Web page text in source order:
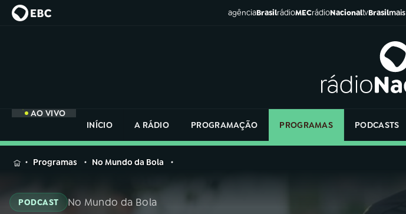
agênciaBrasilrádioMECrádioNacionaltvBrasilmais
AO VIVO
INÍCIO
A RÁDIO PROGRAMAÇÃO PROGRAMAS PODCASTS
MENU
na
Rádio
Programas No Mundo da Bola
PODCAST No Mundo da Bola